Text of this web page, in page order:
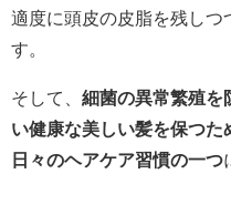
適度に頭皮の皮脂を残しつ
す。
そして、 細菌の異常繁殖を
い健康な美しい髪を保つ
日々のヘアケア習慣の一つ